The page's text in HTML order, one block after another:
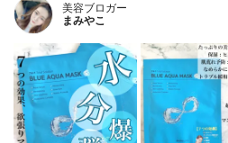
美容ブロガー
まみやこ